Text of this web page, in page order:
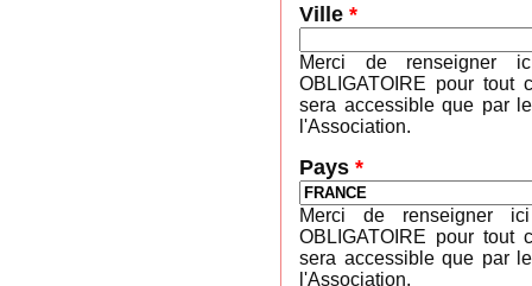
Ville *
Merci de renseigner
OBLIGATOIRE pour tout
sera accessible que par
l'Association.
Pays *
Merci de renseigner
OBLIGATOIRE pour tout
sera accessible que par
l'Association.